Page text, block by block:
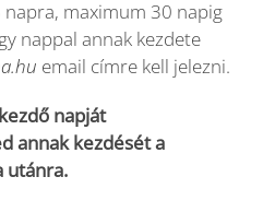
maximum 30 napig
nappal annak kezdete
email címre kell jelezni.
napját
annak kezdését a
utánra.